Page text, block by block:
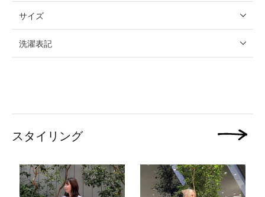
サイズ
洗濯表記
スタイリング 次の画像